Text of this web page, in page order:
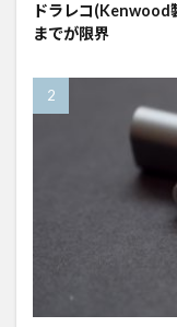
ドラレコ(Kenwood
までが限界